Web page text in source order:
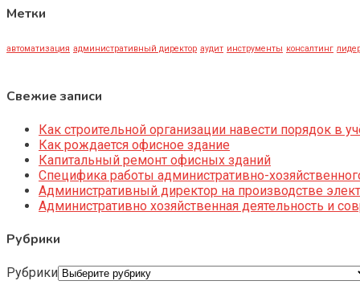
Метки
автоматизация административный директор аудит инструменты консалтинг
Свежие записи
Как строительной организации навести порядок в
Как рождается офисное здание
Капитальный ремонт офисных зданий
Специфика работы административно-
Административный директор на производстве
Административно хозяйственная деятельность и
Рубрики
Рубрики